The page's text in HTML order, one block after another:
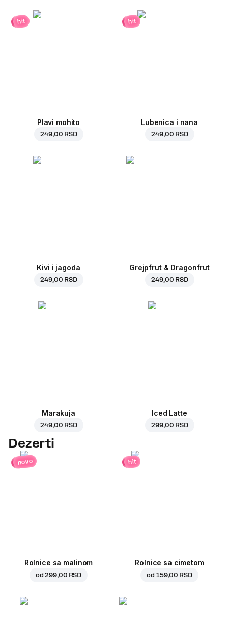
hit
Plavi mohito
249,00 RSD
hit
Lubenica i nana
249,00 RSD
Kivi i jagoda
249,00 RSD
Grejpfrut & Dragonfrut
249,00 RSD
Marakuja
249,00 RSD
Iced Latte
299,00 RSD
Dezerti
novo
Rolnice sa malinom
od299,00 RSD
hit
Rolnice sa cimetom
od 159,00 RSD